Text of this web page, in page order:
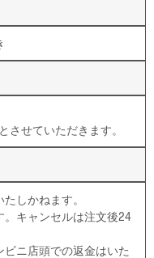
させていただきます。
しかねます。
キャンセルは注文後24
ニ店頭での返金はいた